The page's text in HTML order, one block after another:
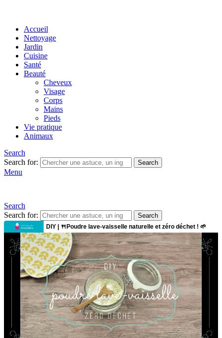
Accueil
Nettoyage
Jardin
Cuisine
Santé
Beauté
Cheveux
Visage
Corps
Mains
Pieds
Vie pratique
Animaux
Search
Search for:
Search
Menu
Search
Search for:
Search